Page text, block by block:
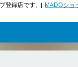
登録店です。 ［ MADOショ